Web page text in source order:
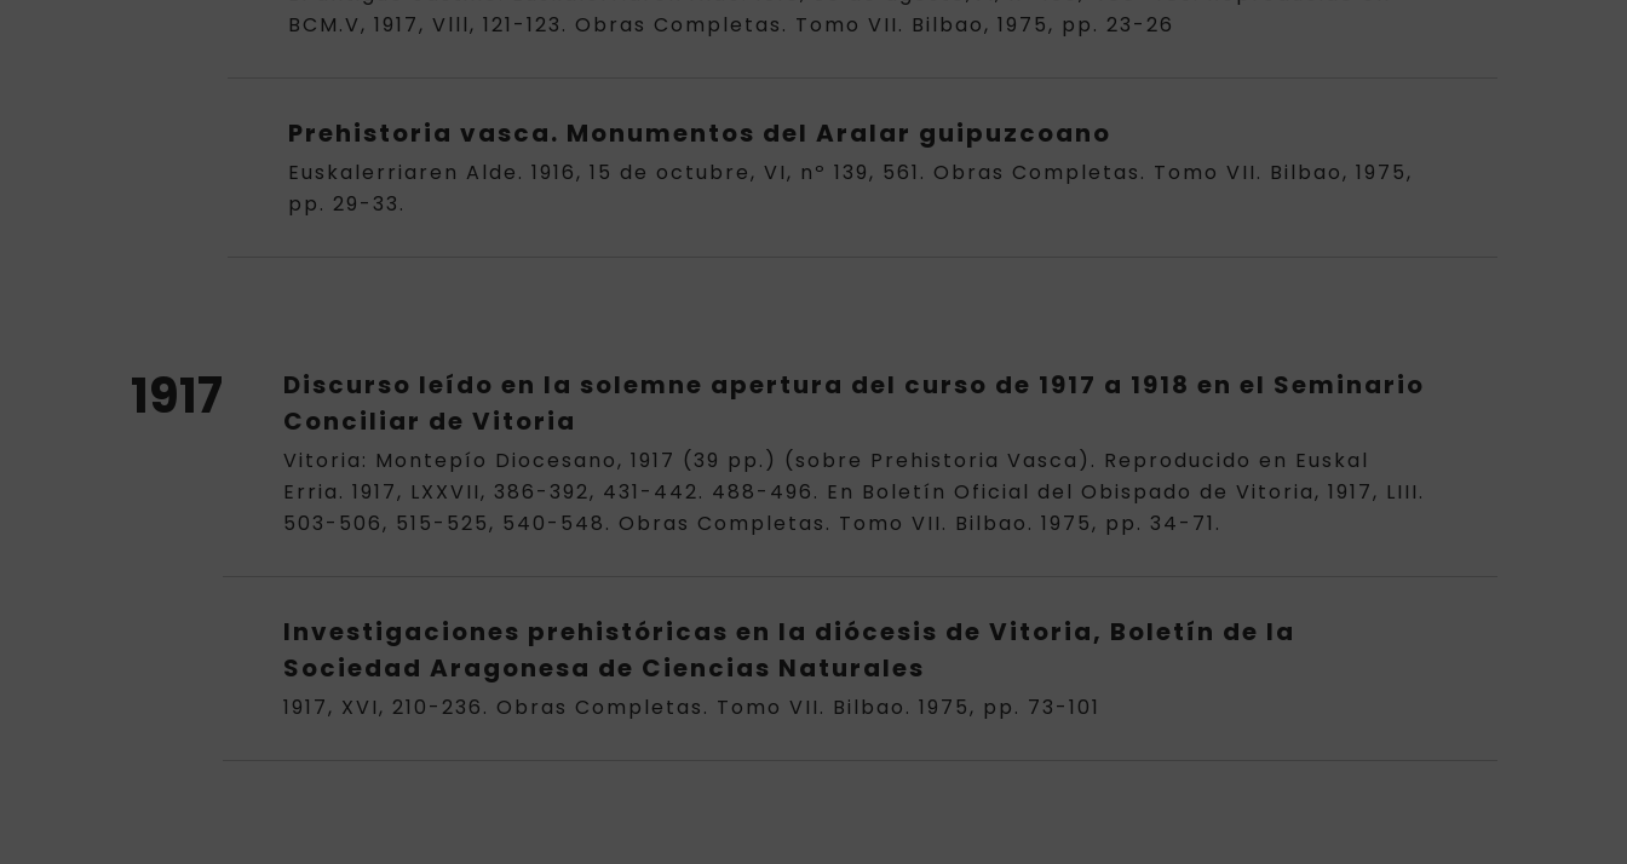
BCM.V, 1917, Vlll, 121-123. Obras Completas. Tomo VII. Bilbao, 1975, pp. 23-26
Prehistoria vasca. Monumentos del Aralar guipuzcoano
Euskalerriaren Alde. 1916, 15 de octubre, VI, nº 139, 561. Obras Completas. Tomo VII. Bilbao, 1975,
pp. 29-33.
1917
Discurso leído en la solemne apertura del curso de 1917 a 1918 en el Seminario
Conciliar de Vitoria
Vitoria: Montepío Diocesano, 1917 (39 pp.) (sobre Prehistoria Vasca). Reproducido en Euskal
Erria. 1917, LXXVII, 386-392, 431-442. 488-496. En Boletín Oficial del Obispado de Vitoria, 1917, LIII.
503-506, 515-525, 540-548. Obras Completas. Tomo VII. Bilbao. 1975, pp. 34-71.
Investigaciones prehistóricas en la diócesis de Vitoria, Boletín de la
Sociedad Aragonesa de Ciencias Naturales
1917, XVI, 210-236. Obras Completas. Tomo VII. Bilbao. 1975, pp. 73-101